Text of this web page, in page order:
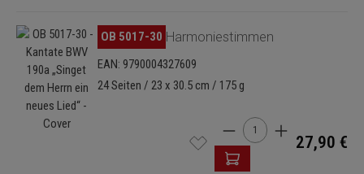
Bildergalerie überspringen
OB 5017-30 Harmoniestimmen
EAN: 9790004327609
24 Seiten / 23 x 30.5 cm / 175 g
Produkt Anzahl: Gib
27,90 €